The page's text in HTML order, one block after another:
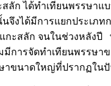
ลัก ได้ทำเทียนพรรษาแ
จึงได้มีการแยกประเภ
แกะสลัก จนในช่วงหลัง
มีการจัดทำเทียนพรรษา
าขนาดใหญ่ที่ปรากฏใน